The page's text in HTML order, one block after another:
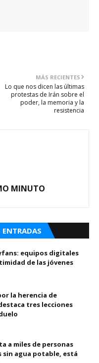
MÁS RECIENTES
Lo que nos dicen las últimas
protestas de Irán sobre el
poder, la memoria y la
resistencia
MINUTO
ENTRADAS
equipos digitales
de las jóvenes
la herencia de
tres lecciones
a miles de personas
sin agua potable, está